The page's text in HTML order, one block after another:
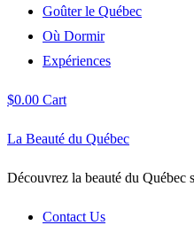
Goûter le Québec
Où Dormir
Expériences
$0.00 Cart
La Beauté du Québec
Découvrez la beauté du Québec
Contact Us